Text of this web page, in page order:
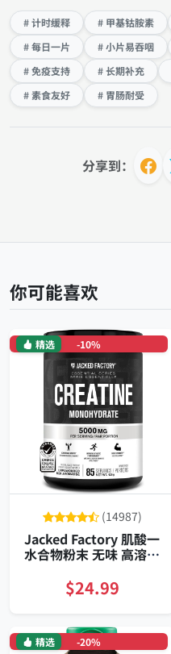
# 计时缓释 # 甲基钴胺素
# 每日一片
# 小片易吞咽
# 免疫支持
# 长期补充
# 素食友好
# 胃肠耐受
分享到：
你可能喜欢
-10%
精选
(14987)
Jacked Factory 肌酸一
水合物粉末 无味 高溶解
$24.99
-20%
精选